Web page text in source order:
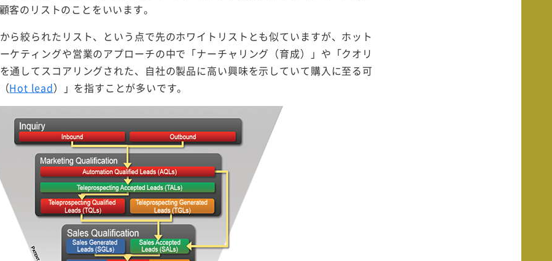
客のリストのことをいいます。
ら絞られたリスト、という点で先のホワイトリストとも似ていますが、ホット
ケティングや営業のアプローチの中で「ナーチャリング（育成）」や「クオリ
通してスコアリングされた、自社の製品に高い興味を示していて購入に至る可
Hot lead）」を指すことが多いです。